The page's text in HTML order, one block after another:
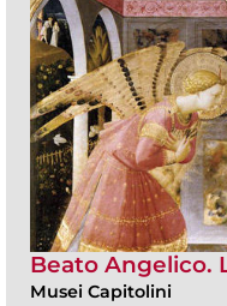
Beato Angelico.
Musei Capitolini